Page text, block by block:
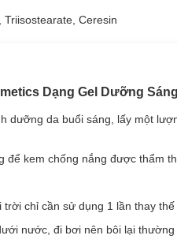
Giàu Ẩm 3.7g
Lipstick Moisture Rich 3.7g
tỏa ánh long lanh nhờ
thâm môi. Với chiết xuất từ tự
Ceresin
Dạng Gel Dưỡng
dưỡng da buổi sáng, lấy một
để kem chống nắng được thẩm
chỉ cần sử dụng 1 lần thay
nước, đi bơi nên bôi lại thường